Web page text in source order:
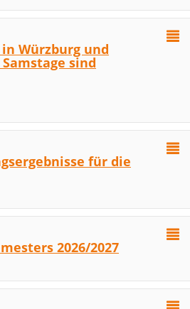
Würzburg und
sind
für die
2026/2027